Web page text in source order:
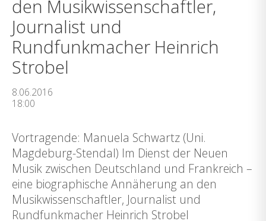
den Musikwissenschaftler,
Journalist und
Rundfunkmacher Heinrich
Strobel
8.06.2016
18:00
Vortragende: Manuela Schwartz (Uni.
Magdeburg-Stendal) Im Dienst der Neuen
Musik zwischen Deutschland und Frankreich –
eine biographische Annäherung an den
Musikwissenschaftler, Journalist und
Rundfunkmacher Heinrich Strobel